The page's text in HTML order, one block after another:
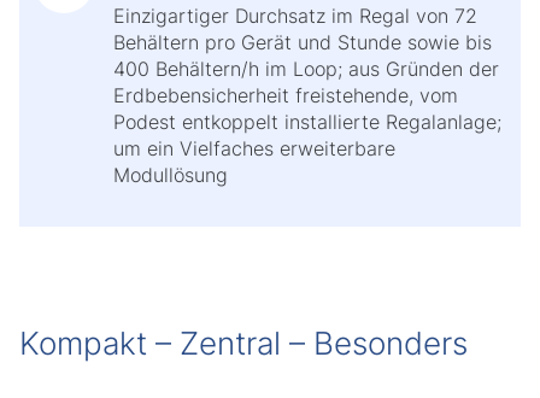
Einzigartiger Durchsatz im Regal von 72
Behältern pro Gerät und Stunde sowie bis
400 Behältern/h im Loop; aus Gründen der
Erdbebensicherheit freistehende, vom
Podest entkoppelt installierte Regalanlage;
um ein Vielfaches erweiterbare
Modullösung
Kompakt – Zentral – Besonders